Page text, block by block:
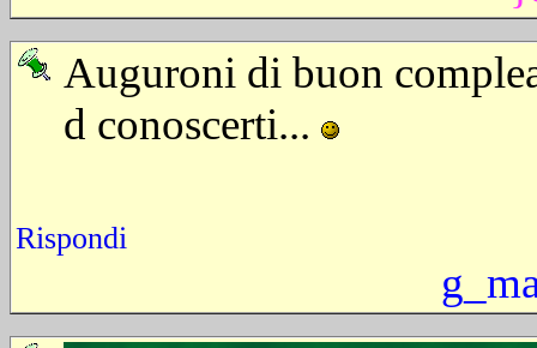
Auguroni di buon
d conoscerti...
Rispondi